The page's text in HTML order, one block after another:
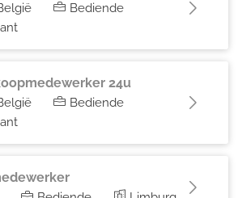
Bediende
24u
Bediende